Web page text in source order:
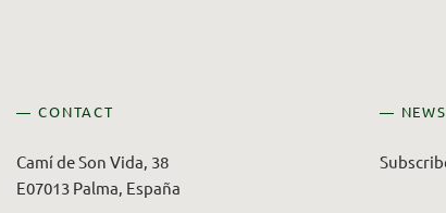
— CONTACT
Camí de Son Vida, 38
E07013 Palma, España
—